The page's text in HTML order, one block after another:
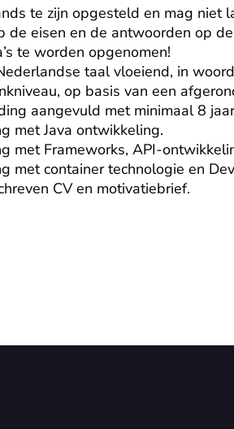
te zijn opgesteld en mag niet
de eisen en de antwoorden op
te worden opgenomen!
taal vloeiend, in
op basis van een
aangevuld met minimaal 8
met Java ontwikkeling.
met Frameworks, API-
met container technologie en
CV en motivatiebrief.